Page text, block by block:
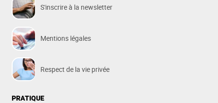
S'inscrire à la newsletter
Mentions légales
Respect de la vie privée
PRATIQUE